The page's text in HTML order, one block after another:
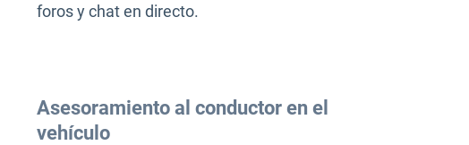
foros y chat en directo.
Asesoramiento al conductor en el
vehículo